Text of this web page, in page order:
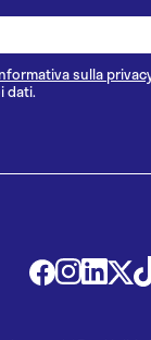
sulla
dati.